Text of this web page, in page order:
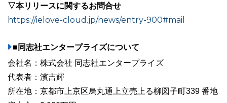
▽本リリースに関するお問合せ
https://ielove-cloud.jp/news/entry-900#mail
■同志社エンタープライズについて
会社名：株式会社 同志社エンタープライズ
代表者：濱吉輝
所在地：京都市上京区烏丸通上立売上る柳図子町339 番地